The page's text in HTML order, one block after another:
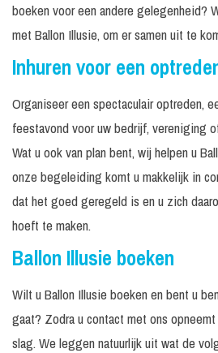
boeken voor een andere gelegenheid?
met Ballon Illusie, om er samen uit te
Inhuren voor een
Organiseer een spectaculair optreden,
feestavond voor uw bedrijf, vereniging
Wat u ook van plan bent, wij helpen u
onze begeleiding komt u makkelijk in
dat het goed geregeld is en u zich
hoeft te maken.
Ballon Illusie boeken
Wilt u Ballon Illusie boeken en bent u
gaat? Zodra u contact met ons
slag. We leggen natuurlijk uit wat de